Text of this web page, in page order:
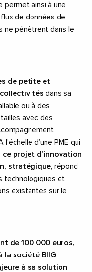
permet ainsi à une
de données de
ne pénètrent dans le
de petite et
dans sa
ou à des
avec des
d’une PME qui
, ce projet d’innovation
stratégique , répond
technologiques et
existantes sur le
de 100 000 euros,
la société BIIG
à sa solution